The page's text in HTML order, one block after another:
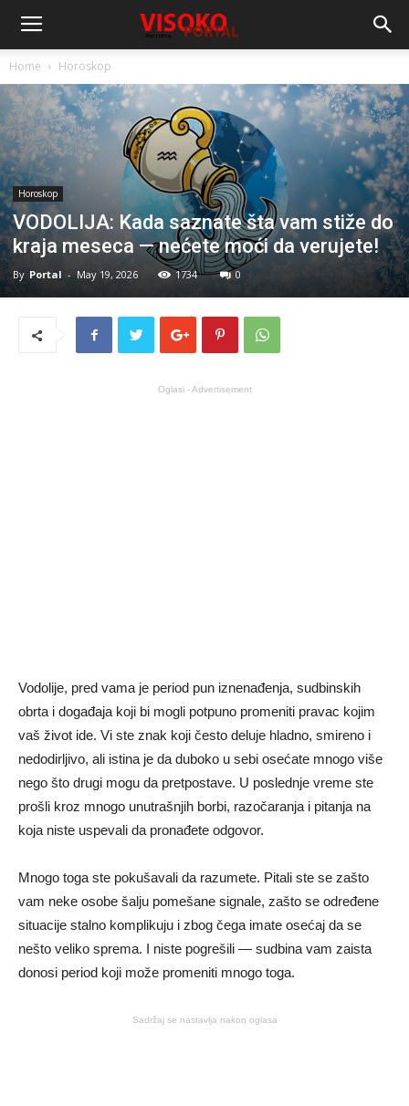
Home Horoskop
Horoskop
VODOLIJA: Kada saznate šta vam stiže do
kraja meseca — nećete moći da verujete!
By Portal - May 19, 2026 1734 0
Oglasi - Advertisement
Vodolije, pred vama je period pun iznenađenja, sudbinskih
obrta i događaja koji bi mogli potpuno promeniti pravac kojim
vaš život ide. Vi ste znak koji često deluje hladno, smireno i
nedodirljivo, ali istina je da duboko u sebi osećate mnogo više
nego što drugi mogu da pretpostave. U poslednje vreme ste
prošli kroz mnogo unutrašnjih borbi, razočaranja i pitanja na
koja niste uspevali da pronađete odgovor.
Mnogo toga ste pokušavali da razumete. Pitali ste se zašto
vam neke osobe šalju pomešane signale, zašto se određene
situacije stalno komplikuju i zbog čega imate osećaj da se
nešto veliko sprema. I niste pogrešili — sudbina vam zaista
donosi period koji može promeniti mnogo toga.
Sadržaj se nastavlja nakon oglasa